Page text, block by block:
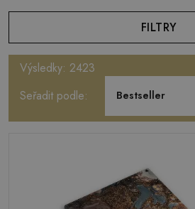
FILTRY
Výsledky: 2423
Seřadit podle:
Bestseller